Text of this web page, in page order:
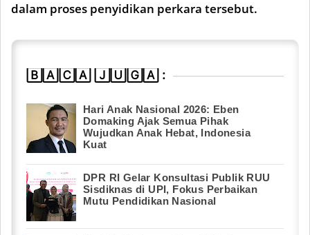
dalam proses penyidikan perkara tersebut.
🄱🄰🄲🄰 🄹🅄🄶🄰 :
Hari Anak Nasional 2026: Eben
Domaking Ajak Semua Pihak
Wujudkan Anak Hebat, Indonesia
Kuat
DPR RI Gelar Konsultasi Publik RUU
Sisdiknas di UPI, Fokus Perbaikan
Mutu Pendidikan Nasional